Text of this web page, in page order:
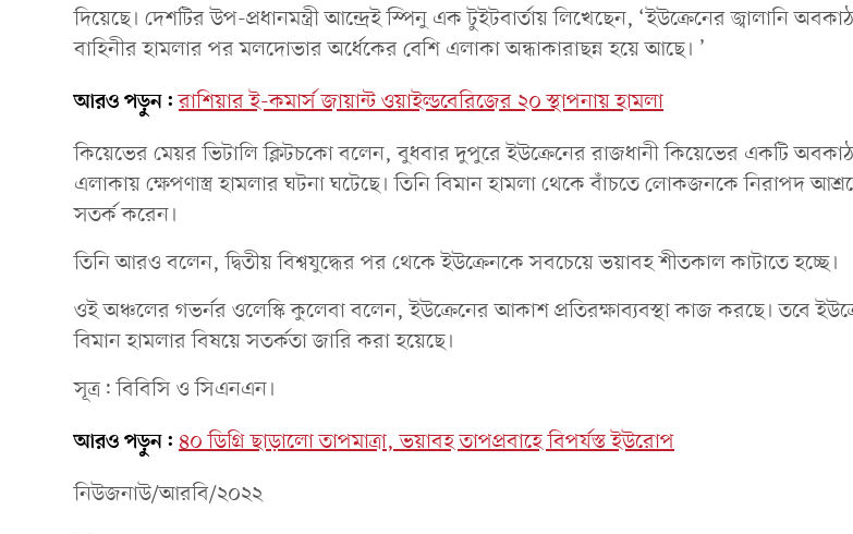
দিয়েছে। দেশটির উপ-প্রধানমন্ত্রী আন্দ্রেই স্পিনু এক টুইটবার্তায় লিখেছেন, ‘ইউক্রেনের জ্বালানি
বাহিনীর হামলার পর মলদোভার অর্ধেকের বেশি এলাকা অন্ধাকারাছন্ন হয়ে আছে। ’
আরও পড়ুন: রাশিয়ার ই-কমার্স জায়ান্ট ওয়াইল্ডবেরিজের ২০ স্থাপনায় হামলা
কিয়েভের মেয়র ভিটালি ক্লিটচকো বলেন, বুধবার দুপুরে ইউক্রেনের রাজধানী কিয়েভের একটি
এলাকায় ক্ষেপণাস্ত্র হামলার ঘটনা ঘটেছে। তিনি বিমান হামলা থেকে বাঁচতে লোকজনকে নিরাপদ
সতর্ক করেন।
তিনি আরও বলেন, দ্বিতীয় বিশ্বযুদ্ধের পর থেকে ইউক্রেনকে সবচেয়ে ভয়াবহ শীতকাল কাটাতে হচ্ছে।
ওই অঞ্চলের গভর্নর ওলেস্কি কুলেবা বলেন, ইউক্রেনের আকাশ প্রতিরক্ষাব্যবস্থা কাজ করছে। তবে
বিমান হামলার বিষয়ে সতর্কতা জারি করা হয়েছে।
সূত্র: বিবিসি ও সিএনএন।
আরও পড়ুন: ৪০ ডিগ্রি ছাড়ালো তাপমাত্রা, ভয়াবহ তাপপ্রবাহে বিপর্যস্ত ইউরোপ
নিউজনাউ/আরবি/২০২২